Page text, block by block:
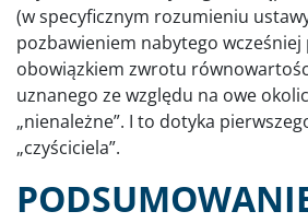
(w specyficznym rozumieniu
pozbawieniem nabytego wcześniej
obowiązkiem zwrotu
uznanego ze względu na owe
„nienależne”. I to dotyka
„czyściciela”.